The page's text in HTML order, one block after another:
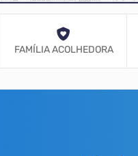
FAMÍLIA ACOLHEDORA